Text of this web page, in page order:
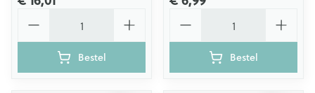
Bestel Bestel